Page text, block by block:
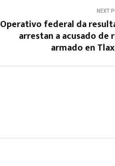
NEXT
Operativo federal da
arrestan a acusado de
armado en